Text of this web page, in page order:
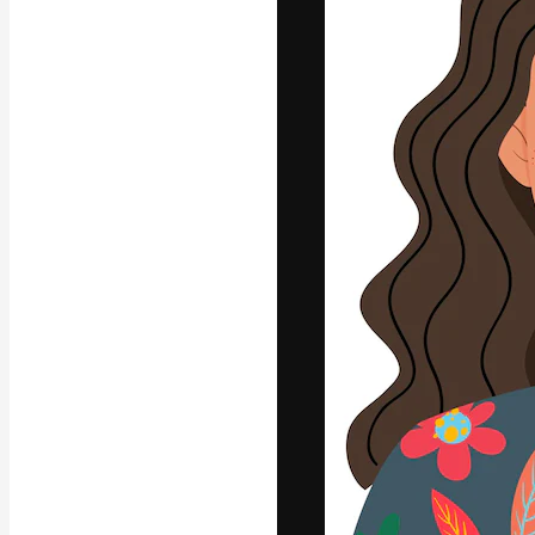
La
migliori lavori.
creativi,
Italiano
Copyright ©